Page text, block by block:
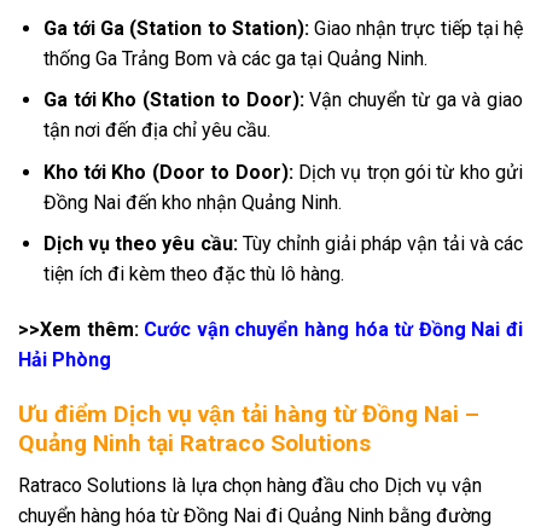
Ga tới Ga (Station to Station):Giao nhận trực tiếp tại hệ
thống Ga Trảng Bom và các ga tại Quảng Ninh.
Ga tới Kho (Station to Door):Vận chuyển từ ga và giao
tận nơi đến địa chỉ yêu cầu.
Kho tới Kho (Door to Door):Dịch vụ trọn gói từ kho gửi
Đồng Nai đến kho nhận Quảng Ninh.
Dịch vụ theo yêu cầu:Tùy chỉnh giải pháp vận tải và các
tiện ích đi kèm theo đặc thù lô hàng.
>>Xem thêm: Cước vận chuyển hàng hóa từ Đồng Nai đi
Hải Phòng
Ưu điểm Dịch vụ vận tải hàng từ Đồng Nai –
Quảng Ninh tại Ratraco Solutions
Ratraco Solutions là lựa chọn hàng đầu cho Dịch vụ vận
chuyển hàng hóa từ Đồng Nai đi Quảng Ninh bằng đường